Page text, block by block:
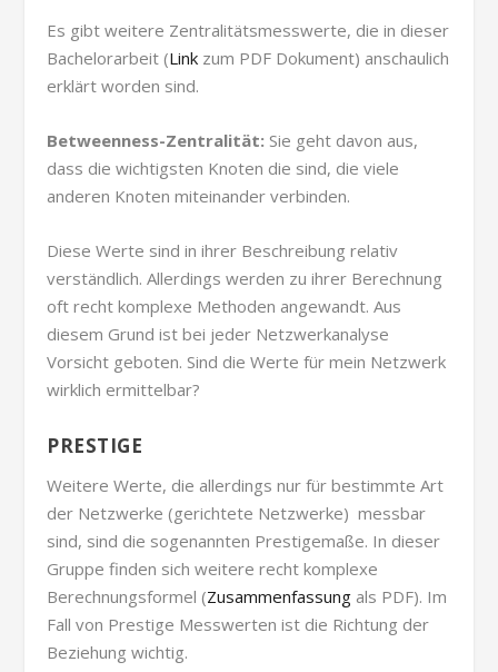
Es gibt weitere Zentralitätsmesswerte, die in dieser
Bachelorarbeit (Link zum PDF Dokument) anschaulich
erklärt worden sind.
Betweenness-Zentralität: Sie geht davon aus,
dass die wichtigsten Knoten die sind, die viele
anderen Knoten miteinander verbinden.
Diese Werte sind in ihrer Beschreibung relativ
verständlich. Allerdings werden zu ihrer Berechnung
oft recht komplexe Methoden angewandt. Aus
diesem Grund ist bei jeder Netzwerkanalyse
Vorsicht geboten. Sind die Werte für mein Netzwerk
wirklich ermittelbar?
PRESTIGE
Weitere Werte, die allerdings nur für bestimmte Art
der Netzwerke (gerichtete Netzwerke) messbar
sind, sind die sogenannten Prestigemaße. In dieser
Gruppe finden sich weitere recht komplexe
Berechnungsformel (Zusammenfassung als PDF). Im
Fall von Prestige Messwerten ist die Richtung der
Beziehung wichtig.